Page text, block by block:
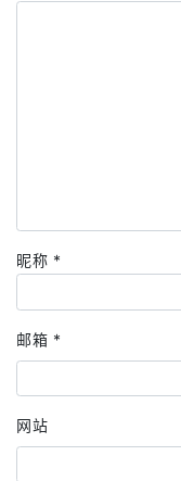
昵称 *
邮箱 *
网站